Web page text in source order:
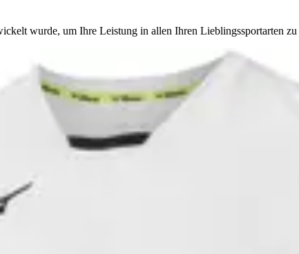
wurde, um Ihre Leistung in allen Ihren Lieblingssportarten zu